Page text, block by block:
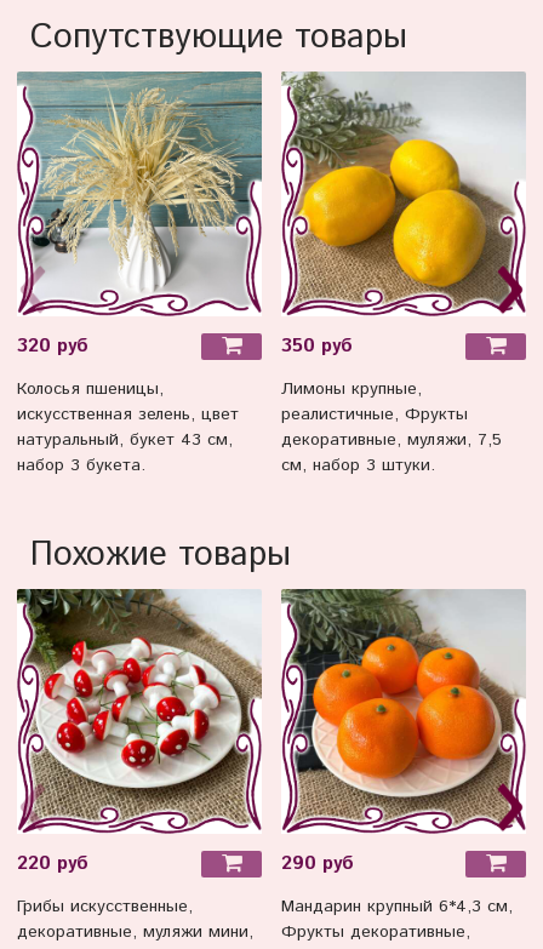
Сопутствующие товары
320 руб
Колосья пшеницы,
искусственная зелень, цвет
натуральный, букет 43 см,
набор 3 букета.
350 руб
Лимоны крупные,
реалистичные, Фрукты
декоративные, муляжи, 7,5
см, набор 3 штуки.
Похожие товары
220 руб
Грибы искусственные,
декоративные, муляжи мини,
290 руб
Мандарин крупный 6*4,3 см,
Фрукты декоративные,